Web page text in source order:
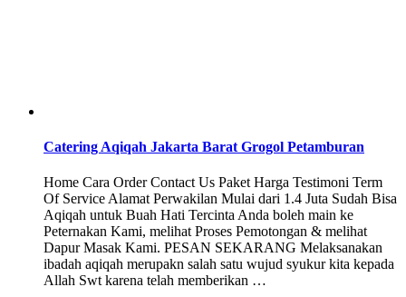
Catering Aqiqah Jakarta Barat Grogol Petamburan
Home Cara Order Contact Us Paket Harga Testimoni Term
Of Service Alamat Perwakilan Mulai dari 1.4 Juta Sudah Bisa
Aqiqah untuk Buah Hati Tercinta Anda boleh main ke
Peternakan Kami, melihat Proses Pemotongan & melihat
Dapur Masak Kami. PESAN SEKARANG Melaksanakan
ibadah aqiqah merupakn salah satu wujud syukur kita kepada
Allah Swt karena telah memberikan …